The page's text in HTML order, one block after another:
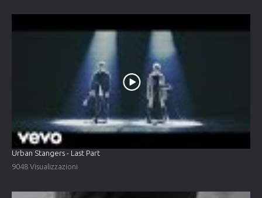
Urban Stangers - Last Part
9048 Visualizzazioni